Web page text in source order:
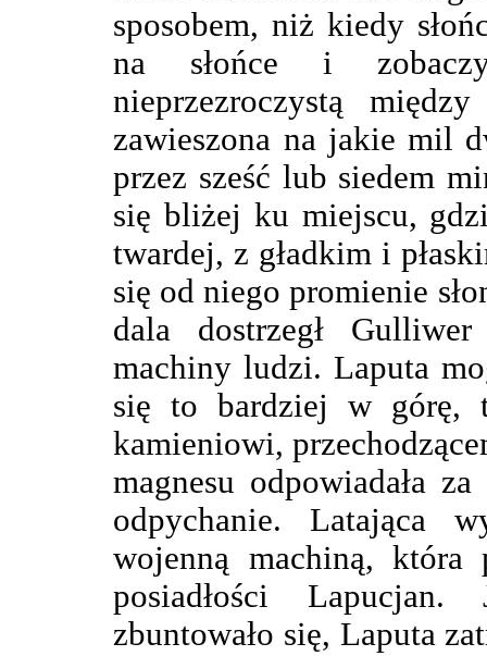
sposobem, niż kiedy
na słońce i
nieprzezroczystą
zawieszona na jakie mil
przez sześć lub siedem
się bliżej ku miejscu,
twardej, z gładkim i
się od niego promienie
dala dostrzegł
machiny ludzi. Laputa
się to bardziej w górę,
kamieniowi,
magnesu odpowiadała
odpychanie. Latająca
wojenną machiną, która
posiadłości
zbuntowało się, Laputa